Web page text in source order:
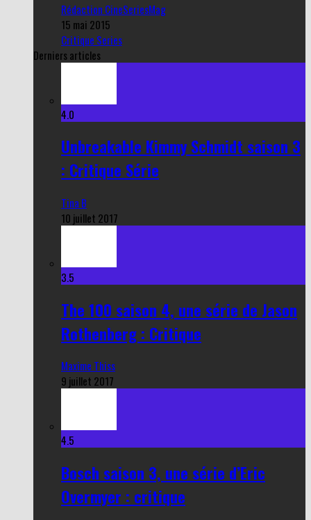
Rédaction CineSeriesMag
15 mai 2015
Critique Series
Derniers articles
4.0
Unbreakable Kimmy Schmidt saison 3
: Critique Série
Tina B
10 juillet 2017
3.5
The 100 saison 4, une série de Jason
Rothenberg : Critique
Maxime Thiss
9 juillet 2017
4.5
Bosch saison 3, une série d’Eric
Overmyer : critique